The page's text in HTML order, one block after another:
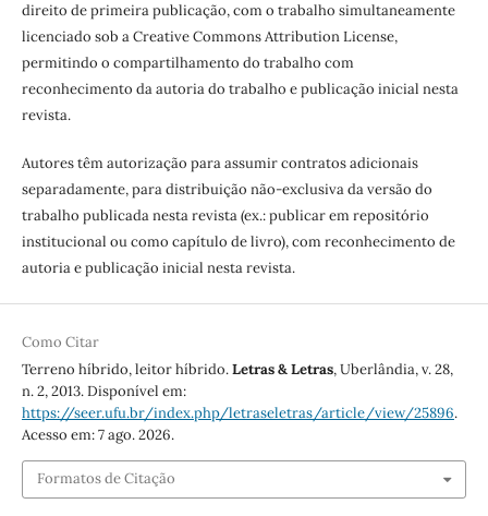
direito de primeira publicação, com o trabalho simultaneamente
licenciado sob a Creative Commons Attribution License,
permitindo o compartilhamento do trabalho com
reconhecimento da autoria do trabalho e publicação inicial nesta
revista.
Autores têm autorização para assumir contratos adicionais
separadamente, para distribuição não-exclusiva da versão do
trabalho publicada nesta revista (ex.: publicar em repositório
institucional ou como capítulo de livro), com reconhecimento de
autoria e publicação inicial nesta revista.
Como Citar
Terreno híbrido, leitor híbrido.Letras & Letras, Uberlândia, v. 28,
n. 2, 2013. Disponível em:
https://seer.ufu.br/index.php/letraseletras/article/view/25896.
Acesso em: 7 ago. 2026.
Formatos de Citação